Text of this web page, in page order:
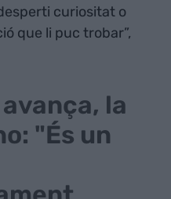
curiositat o
que li puc trobar”,
la
"És un